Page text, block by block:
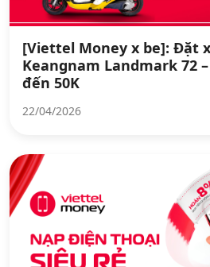
[Viettel Money x be]: Đặt
Keangnam Landmark 72
đến 50K
22/04/2026